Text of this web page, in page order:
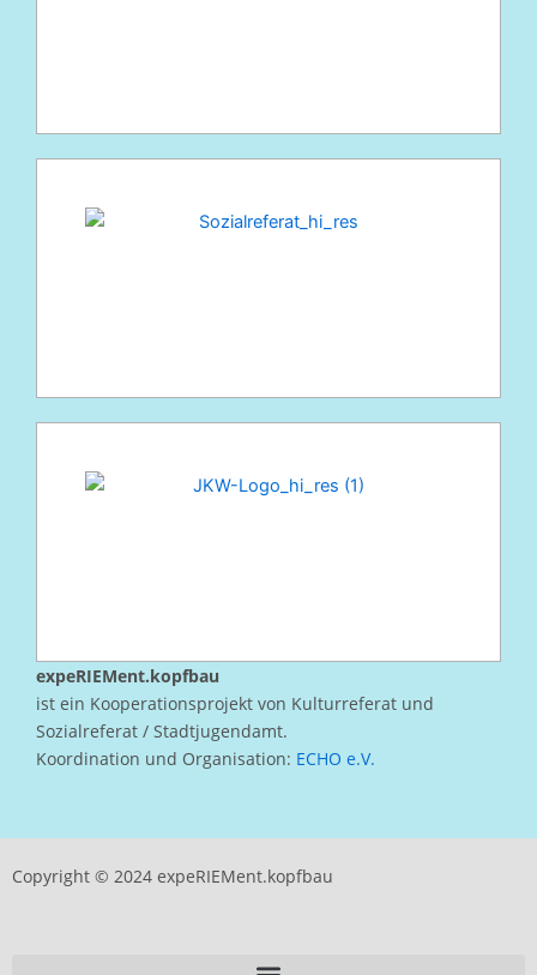
expeRIEMent.kopfbau
ist ein Kooperationsprojekt von Kulturreferat und
Sozialreferat / Stadtjugendamt.
Koordination und Organisation: ECHO e.V.
Copyright © 2024 expeRIEMent.kopfbau